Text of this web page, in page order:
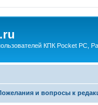
КПК Pocket PC,
и вопросы к